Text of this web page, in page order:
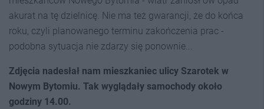
akurat na tę dzielnicę. Nie ma też gwarancji, że do końca
roku, czyli planowanego terminu zakończenia prac -
podobna sytuacja nie zdarzy się ponownie...
Zdjęcia nadesłał nam mieszkaniec ulicy Szarotek w
Nowym Bytomiu. Tak wyglądały samochody około
godziny 14.00.